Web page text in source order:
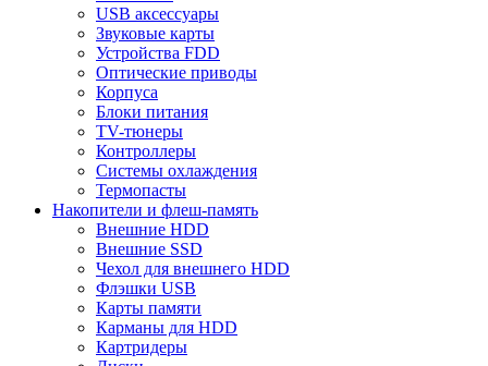
USB аксессуары
Звуковые карты
Устройства FDD
Оптические приводы
Корпуса
Блоки питания
TV-тюнеры
Контроллеры
Системы охлаждения
Термопасты
Накопители и флеш-память
Внешние HDD
Внешние SSD
Чехол для внешнего HDD
Флэшки USB
Карты памяти
Карманы для HDD
Картридеры